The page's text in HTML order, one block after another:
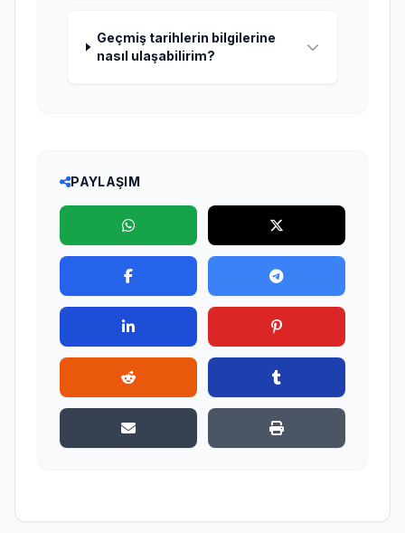
Geçmiş tarihlerin bilgilerine
nasıl ulaşabilirim?
PAYLAŞIM